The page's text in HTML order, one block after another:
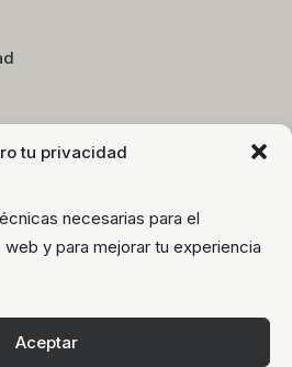
tu privacidad
necesarias para el
y para mejorar tu experiencia
Aceptar